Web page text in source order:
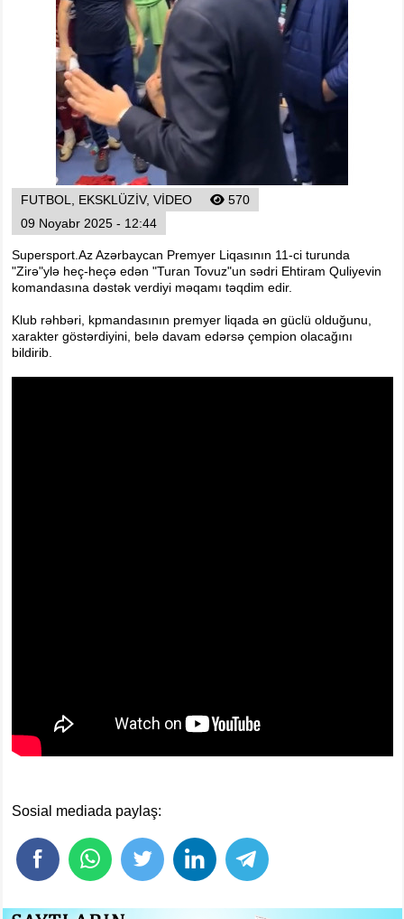
Reytinq
Döyüş
Taekvondo
Boks
Kikboks
Tayboks
Karate
Seçilmişlər
Foto
Maqazin
Dünya Kuboku - 2018
FUTBOL, EKSKLÜZIV, VIDEO
570
09 Noyabr 2025 - 12:44
Supersport.Az Azərbaycan Premyer Liqasının 11-ci turunda
"Zirə"ylə heç-heçə edən "Turan Tovuz"un sədri Ehtiram Quliyevin
komandasına dəstək verdiyi məqamı təqdim edir.
Klub rəhbəri, kpmandasının premyer liqada ən güclü olduğunu,
xarakter göstərdiyini, belə davam edərsə çempion olacağını
bildirib.
Sosial mediada paylaş: